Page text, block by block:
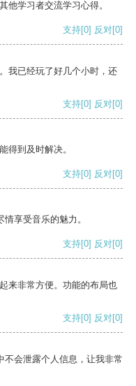
他学习者交流学习心得。
支持[0] 反对[0]
我已经玩了好几个小时，还
支持[0] 反对[0]
得到及时解决。
支持[0] 反对[0]
享受音乐的魅力。
支持[0] 反对[0]
来非常方便。功能的布局也
支持[0] 反对[0]
不会泄露个人信息，让我非常